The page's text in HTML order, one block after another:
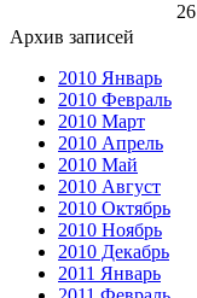
26
Архив записей
2010 Январь
2010 Февраль
2010 Март
2010 Апрель
2010 Май
2010 Август
2010 Октябрь
2010 Ноябрь
2010 Декабрь
2011 Январь